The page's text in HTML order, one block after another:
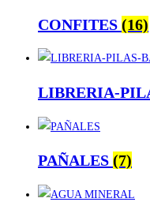
CONFITES (16)
LIBRERIA-
PAÑALES (7)